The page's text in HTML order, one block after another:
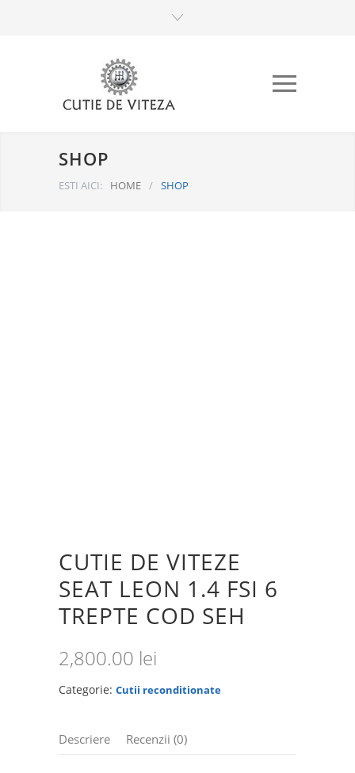
SHOP
ESTI AICI: HOME / SHOP
CUTIE DE VITEZE
SEAT LEON 1.4 FSI 6
TREPTE COD SEH
2,800.00 lei
Categorie: Cutii reconditionate
Descriere Recenzii (0)